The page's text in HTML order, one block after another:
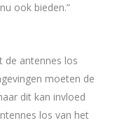
ook bieden.”
de antennes los
moeten de
dit kan invloed
los van het